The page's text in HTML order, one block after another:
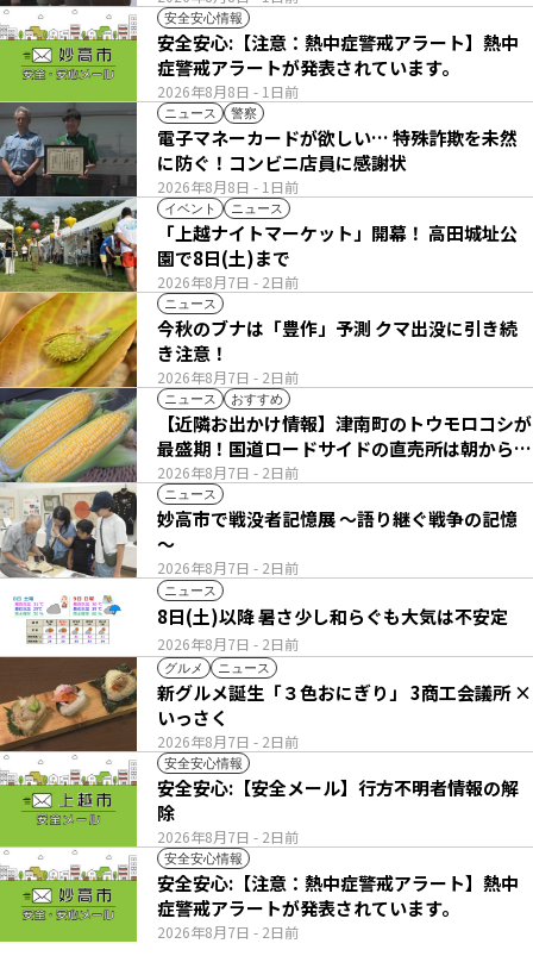
安全安心情報
2026年8月8日 - 1日前
安全安心:【注意：熱中症警戒アラート】熱中
症警戒アラートが発表されています。
ニュース 警察
2026年8月8日 - 1日前
電子マネーカードが欲しい… 特殊詐欺を未然
に防ぐ！コンビニ店員に感謝状
イベント ニュース
2026年8月7日 - 2日前
「上越ナイトマーケット」開幕！ 高田城址公
園で8日(土)まで
ニュース
2026年8月7日 - 2日前
今秋のブナは「豊作」予測 クマ出没に引き続
き注意！
ニュース おすすめ
2026年8月7日 - 2日前
【近隣お出かけ情報】津南町のトウモロコシが
最盛期！国道ロードサイドの直売所は朝から長
い列
ニュース
2026年8月7日 - 2日前
妙高市で戦没者記憶展 ～語り継ぐ戦争の記憶
～
ニュース
2026年8月7日 - 2日前
8日(土)以降 暑さ少し和らぐも大気は不安定
グルメ ニュース
2026年8月7日 - 2日前
新グルメ誕生「３色おにぎり」 3商工会議所 ×
いっさく
安全安心情報
2026年8月7日 - 2日前
安全安心:【安全メール】行方不明者情報の解
除
安全安心情報
2026年8月7日 - 2日前
安全安心:【注意：熱中症警戒アラート】熱中
症警戒アラートが発表されています。